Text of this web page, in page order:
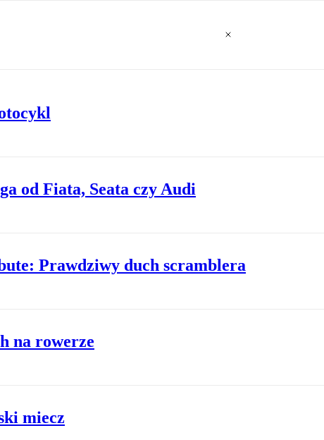
od Fiata, Seata czy Audi
Prawdziwy duch scramblera
na rowerze
miecz